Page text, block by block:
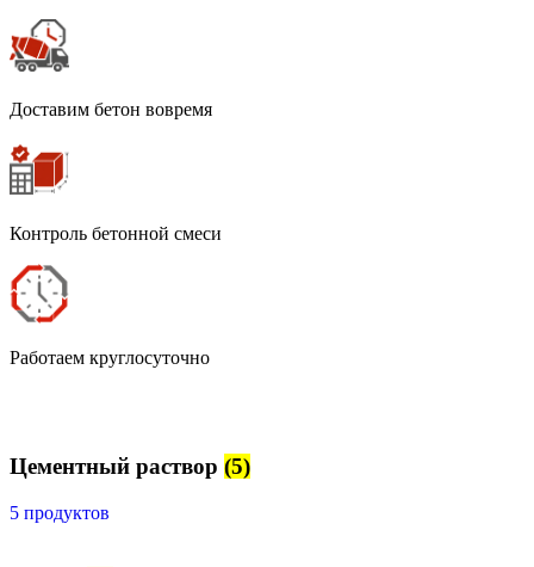
Доставим бетон вовремя
Контроль бетонной смеси
Работаем круглосуточно
Цементный раствор (5)
5 продуктов